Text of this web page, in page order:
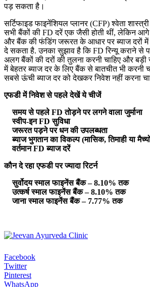
पड़ सकता है।
सर्टिफाइड फाइनेंशियल प्लानर (CFP) श्वेता
सभी बैंकों की FD दरें एक जैसी होती थीं, लेकिन
और बैंक की फंडिंग जरूरत के आधार पर ब्याज दरों
दे सकता है. उनका सुझाव है कि FD रिन्यू कराने से
अलग बैंकों की दरों की तुलना करनी चाहिए और बड़ी
में बेहतर ब्याज दर के लिए बैंक से बातचीत भी करनी
सबसे ऊंची ब्याज दर को देखकर निवेश नहीं करना
एफडी में निवेश से पहले देखें ये चीजें
समय से पहले FD तोड़ने पर लगने वाला जुर्माना
स्वीप-इन FD सुविधा
जरूरत पड़ने पर धन की उपलब्धता
ब्याज भुगतान का विकल्प (मासिक, तिमाही या
वर्तमान FD ब्याज दरें
कौन दे रहा एफडी पर ज्‍यादा रिटर्न
सुर्वोदय स्‍माल फाइनेंस बैंक – 8.10% तक
उत्‍कर्ष स्‍माल फाइनेंस बैंक – 8.10% तक
जाना स्‍माल फाइनेंस बैंक – 7.77% तक
Facebook
Twitter
Pinterest
WhatsApp